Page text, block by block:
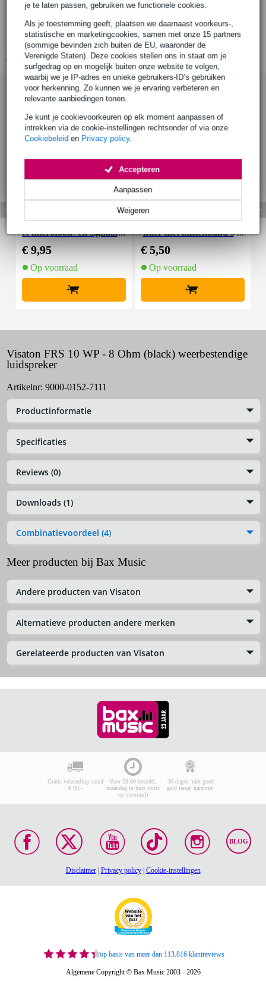
je te laten passen, gebruiken we functionele cookies.
Als je toestemming geeft, plaatsen we daarnaast voorkeurs-,
statistische en marketingcookies, samen met onze 15 partners
(sommige bevinden zich buiten de EU, waaronder de
Verenigde Staten). Deze cookies stellen ons in staat om je
surfgedrag op en mogelijk buiten onze website te volgen,
waarbij we je IP-adres en unieke gebruikers-ID’s gebruiken
voor herkenning. Zo kunnen we je ervaring verbeteren en
relevante aanbiedingen tonen.
Je kunt je cookievoorkeuren op elk moment aanpassen of
intrekken via de cookie-instellingen rechtsonder of via onze
Cookiebeleid en Privacy policy.
Weigeren
Aanpassen
Accepteren
Type: 10 cm (4") full-range luidsprekerdriver (weerbestendig)
Impedantie: 8 Ω
Kleur: zwart
Bekijk alle productspecificaties
Accessoires (7)
Devine MIC100/10 XL
R microfoon- en signaal
kabel 10 meter
€ 9,95
Op voorraad
+
Innox Snap 27 kabelbi
nder met klittenband s
mal zwart (10 stuks)
€ 5,50
Op voorraad
+
Visaton FRS 10 WP - 8 Ohm (black) weerbestendige
luidspreker
Artikelnr: 9000-0152-7111
Productinformatie
Specificaties
Reviews (0)
Downloads (1)
Combinatievoordeel (4)
Meer producten bij Bax Music
Andere producten van Visaton
Alternatieve producten andere merken
Gerelateerde producten van Visaton
Gratis verzending vanaf
€ 99,-
Voor 23:00 besteld,
maandag in huis (mits
op voorraad)
30 dagen 'niet goed
geld terug' garantie!
BLOG
Disclaimer| Privacy policy| Cookie-instellingen
op basis van meer dan 113.816 klantreviews
Algemene Copyright © Bax Music 2003 - 2026